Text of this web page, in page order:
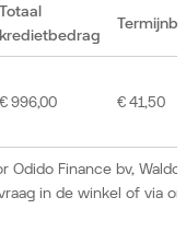
Totaal
kredietbedrag
Finance bv,
in de winkel of via
€ 996,00 € 41,50